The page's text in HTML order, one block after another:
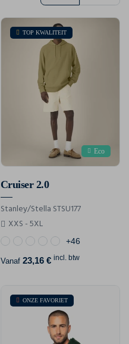
TOP KWALITEIT
Eco
Cruiser 2.0
Stanley/Stella STSU177
XXS - 5XL
+46
Vanaf 23,16 € incl. btw
ONZE FAVORIET